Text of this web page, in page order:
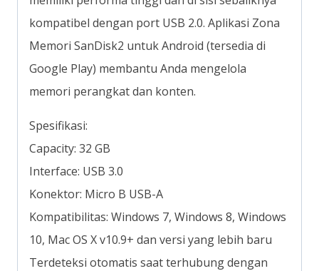
kompatibel dengan port USB 2.0. Aplikasi Zona
Memori SanDisk2 untuk Android (tersedia di
Google Play) membantu Anda mengelola
memori perangkat dan konten.
Spesifikasi:
Capacity: 32 GB
Interface: USB 3.0
Konektor: Micro B USB-A
Kompatibilitas: Windows 7, Windows 8, Windows
10, Mac OS X v10.9+ dan versi yang lebih baru
Terdeteksi otomatis saat terhubung dengan